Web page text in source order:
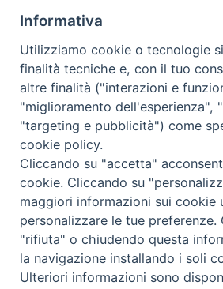
decies e seguenti del Codice del
i Prodotti digitali venduti
fatta eccezione per le ipotesi di
dall’art.135- novies del Codice
Titolare è responsabile per i
che si manifestino entro due anni
fornitura. Eventuali difetti di
essere denunciati dall’Utente
ventisei mesi dalla data di
atto di fornitura. Quando il
prevede che i Prodotti digitali
Informativa
Utilizziamo cookie o tecnologie
finalità tecniche e, con il tuo
altre finalità ("interazioni e
"miglioramento dell'esperienza",
"targeting e pubblicità") come
cookie policy.
Cliccando su "accetta"
cookie. Cliccando su
maggiori informazioni sui cookie
personalizzare le tue preferenze.
"rifiuta" o chiudendo questa
la navigazione installando i soli
Ulteriori informazioni sono